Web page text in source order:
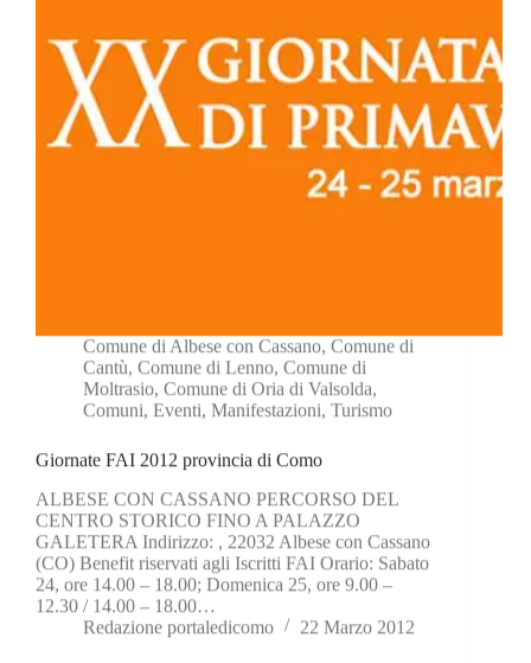
Comune di Albese con Cassano, Comune di
Cantù, Comune di Lenno, Comune di
Moltrasio, Comune di Oria di Valsolda,
Comuni, Eventi, Manifestazioni, Turismo
Giornate FAI 2012 provincia di Como
ALBESE CON CASSANO PERCORSO DEL
CENTRO STORICO FINO A PALAZZO
GALETERA Indirizzo: , 22032 Albese con Cassano
(CO) Benefit riservati agli Iscritti FAI Orario: Sabato
24, ore 14.00 – 18.00; Domenica 25, ore 9.00 –
12.30 / 14.00 – 18.00…
Redazione portaledicomo
22 Marzo 2012